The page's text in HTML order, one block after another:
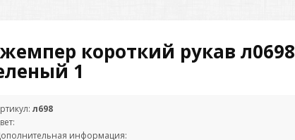
короткий рукав л0698
1
л698
информация: